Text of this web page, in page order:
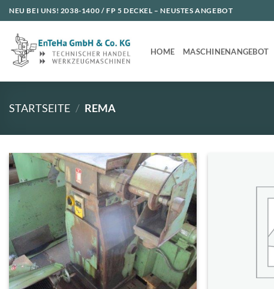
Zum
Inhalt
springen
NEU BEI UNS! 2038-1400 / FP 5 DECKEL – NEUSTES ANGEBOT
HOME MASCHINENANGEBOT
STARTSEITE / REMA